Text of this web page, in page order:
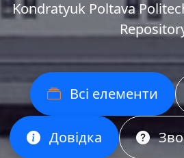
Kondratyuk Poltava
Всі елементи
Довідка